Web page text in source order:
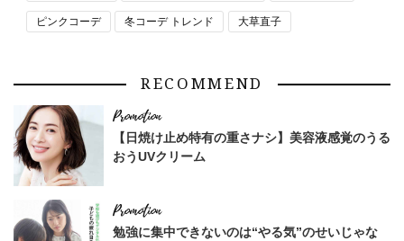
ピンクコーデ 冬コーデ トレンド 大草直子
RECOMMEND
【日焼け止め特有の重さナシ】美容液感覚のうる
おうUVクリーム
勉強に集中できないのは“やる気”のせいじゃな